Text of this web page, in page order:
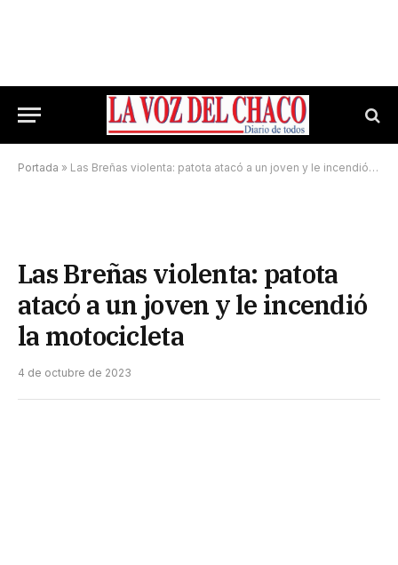
Portada » Las Breñas violenta: patota atacó a un joven y le incendió la motocicleta
Las Breñas violenta: patota
atacó a un joven y le incendió
la motocicleta
4 de octubre de 2023